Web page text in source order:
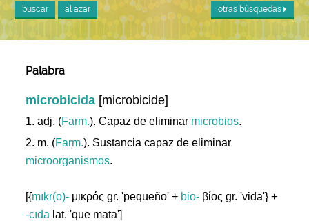
buscar al azar otras búsquedas
Palabra
microbicida [microbicide]
1. adj. (Farm.). Capaz de eliminar microbios.
2. m. (Farm.). Sustancia capaz de eliminar
microorganismos.
[{mīkr(o)- μικρός gr. 'pequeño' + bio- βίος gr. 'vida'} +
-cīda lat. 'que mata']